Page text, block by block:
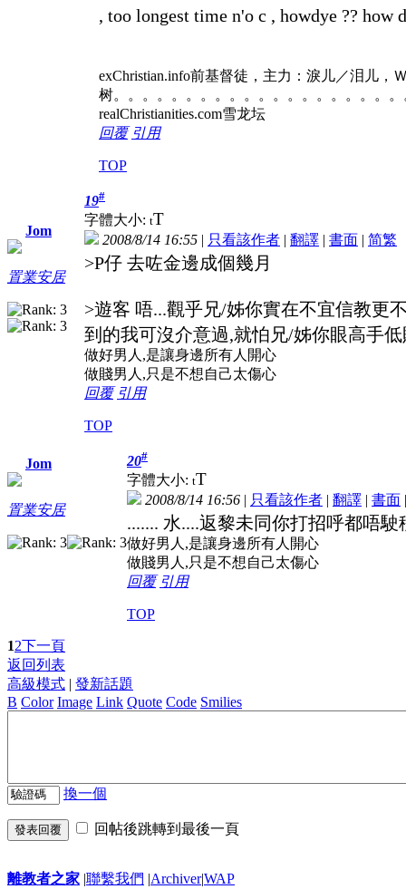
, too longest time n'o c , howdye ?? how
exChristian.info前基督徒，主力：淚儿／泪儿，
树。。。。。。。。。。。。。。。。。。。
realChristianities.com雪龙坛
回覆 引用
TOP
Jom
置業安居
19#
字體大小: tT
2008/8/14 16:55 | 只看該作者 | 翻譯 | 書面 | 简繁
>P仔 去咗金邊成個幾月
>遊客 唔...觀乎兄/姊你實在不宜信教更
到的我可沒介意過,就怕兄/姊你眼高手
做好男人,是讓身邊所有人開心
做賤男人,只是不想自己太傷心
回覆 引用
TOP
Jom
置業安居
20#
字體大小: tT
2008/8/14 16:56 | 只看該作者 | 翻譯 | 書面
....... 水....返黎未同你打招呼都唔駛
做好男人,是讓身邊所有人開心
做賤男人,只是不想自己太傷心
回覆 引用
TOP
12下一頁
返回列表
高級模式 | 發新話題
B Color Image Link Quote Code Smilies
換一個
發表回覆 回帖後跳轉到最後一頁
離教者之家 |聯繫我們 |Archiver|WAP